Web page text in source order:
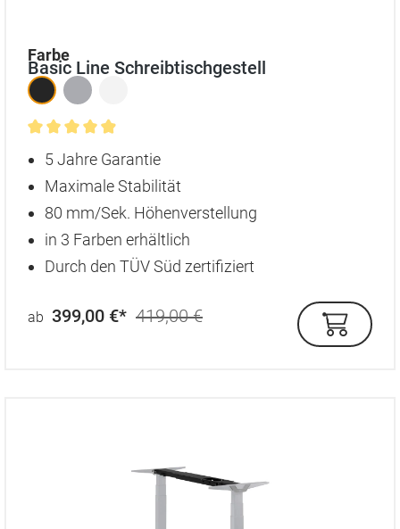
Farbeauswählen
Basic Line Schreibtischgestell
Durchschnittliche Bewertung von 4.9 von 5 Sternen
5 Jahre Garantie
Maximale Stabilität
80 mm/Sek. Höhenverstellung
in 3 Farben erhältlich
Durch den TÜV Süd zertifiziert
ab 399,00 €* 419,00 €